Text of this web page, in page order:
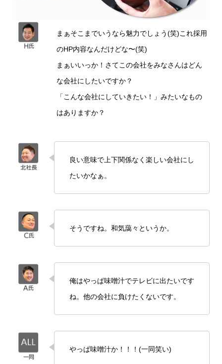
まぁそこまでいうなら魅力でしょう(笑)これ採用
のHP内容なんだけどな〜(笑)
まぁいいっか！さてこの会社をみなさんはどん
な会社にしたいですか？
「こんな会社にしていきたい！」みたいなもの
はありますか？
良い意味で上下関係なく楽しい会社にし
たいかなぁ。
そうですね。和気藹々というか。
俺はやっぱ味噌汁でテレビに出たいです
ね。他の会社に負けたくないです。
やっぱ味噌汁か！！！(一同笑い)